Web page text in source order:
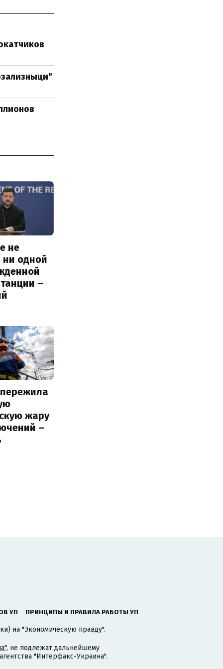
не
ни одной
–
жару
–
УП ПРИНЦИПЫ И ПРАВИЛА РАБОТЫ УП
на "Экономическую правду".
, не подлежат дальнейшему
"Интерфакс-Украина".